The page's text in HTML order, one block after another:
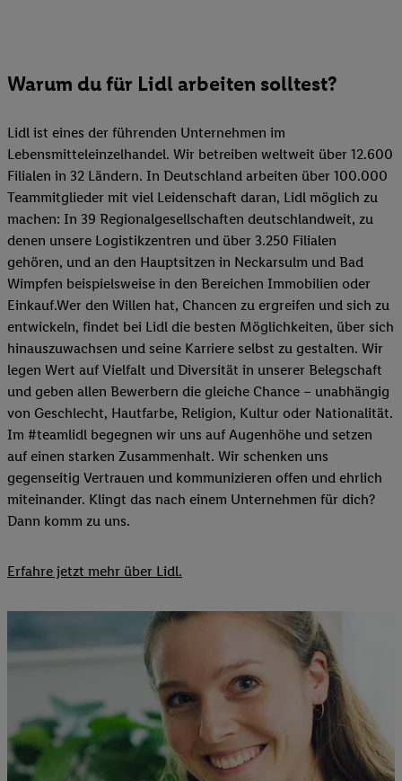
Warum du für Lidl arbeiten solltest?
Lidl ist eines der führenden Unternehmen im
Lebensmitteleinzelhandel. Wir betreiben weltweit über 12.600
Filialen in 32 Ländern. In Deutschland arbeiten über 100.000
Teammitglieder mit viel Leidenschaft daran, Lidl möglich zu
machen: In 39 Regionalgesellschaften deutschlandweit, zu
denen unsere Logistikzentren und über 3.250 Filialen
gehören, und an den Hauptsitzen in Neckarsulm und Bad
Wimpfen beispielsweise in den Bereichen Immobilien oder
Einkauf.Wer den Willen hat, Chancen zu ergreifen und sich zu
entwickeln, findet bei Lidl die besten Möglichkeiten, über sich
hinauszuwachsen und seine Karriere selbst zu gestalten. Wir
legen Wert auf Vielfalt und Diversität in unserer Belegschaft
und geben allen Bewerbern die gleiche Chance – unabhängig
von Geschlecht, Hautfarbe, Religion, Kultur oder Nationalität.
Im #teamlidl begegnen wir uns auf Augenhöhe und setzen
auf einen starken Zusammenhalt. Wir schenken uns
gegenseitig Vertrauen und kommunizieren offen und ehrlich
miteinander. Klingt das nach einem Unternehmen für dich?
Dann komm zu uns.​
Erfahre jetzt mehr über Lidl.